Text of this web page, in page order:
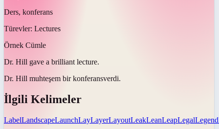
Ders, konferans
Türevler: Lectures
Örnek Cümle
Dr. Hill gave a brilliant lecture.
Dr. Hill muhteşem bir konferansverdi.
İlgili Kelimeler
LabelLandscapeLaunchLayLayerLayoutLeakLeanLeapLegalLegend